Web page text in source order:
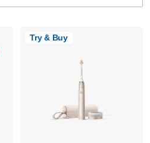
Try & Buy